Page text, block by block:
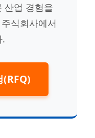
산업 경험을
식회사에서
.
(RFQ)